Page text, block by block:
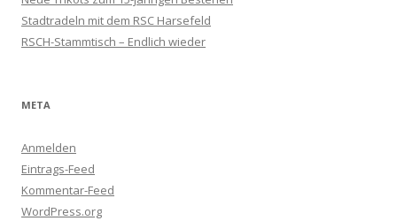
Stadtradeln mit dem RSC Harsefeld
RSCH-Stammtisch – Endlich wieder
META
Anmelden
Eintrags-Feed
Kommentar-Feed
WordPress.org